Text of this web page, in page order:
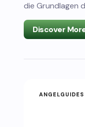
die Grundlagen
Discover
ANGELGUIDES